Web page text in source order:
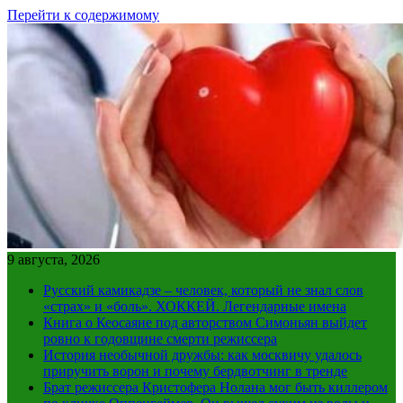
Перейти к содержимому
9 августа, 2026
Русский камикадзе – человек, который не знал слов
«страх» и «боль». ХОККЕЙ. Легендарные имена
Книга о Кеосаяне под авторством Симоньян выйдет
ровно к годовщине смерти режиссера
История необычной дружбы: как москвичу удалось
приручить ворон и почему бердвотчинг в тренде
Брат режиссера Кристофера Нолана мог быть киллером